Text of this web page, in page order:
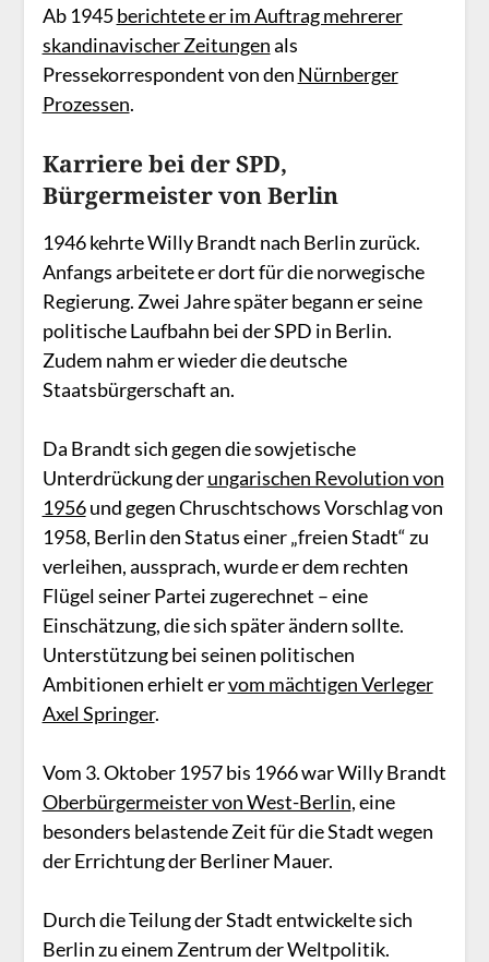
Ab 1945berichtete er im Auftrag mehrerer
skandinavischer Zeitungenals
Pressekorrespondent von den Nürnberger
Prozessen.
Karriere bei der SPD,
Bürgermeister von Berlin
1946 kehrte Willy Brandt nach Berlin zurück.
Anfangs arbeitete er dort für die norwegische
Regierung. Zwei Jahre später begann er seine
politische Laufbahn bei der SPD in Berlin.
Zudem nahm er wieder die deutsche
Staatsbürgerschaft an.
Da Brandt sich gegen die sowjetische
Unterdrückung derungarischen Revolution von
1956und gegen Chruschtschows Vorschlag von
1958, Berlin den Status einer „freien Stadt“ zu
verleihen, aussprach, wurde er dem rechten
Flügel seiner Partei zugerechnet – eine
Einschätzung, die sich später ändern sollte.
Unterstützung bei seinen politischen
Ambitionen erhielt ervom mächtigen Verleger
Axel Springer.
Vom 3. Oktober 1957 bis 1966 war Willy Brandt
Oberbürgermeister von West-Berlin, eine
besonders belastende Zeit für die Stadt wegen
der Errichtung der Berliner Mauer.
Durch die Teilung der Stadt entwickelte sich
Berlin zu einem Zentrum der Weltpolitik.